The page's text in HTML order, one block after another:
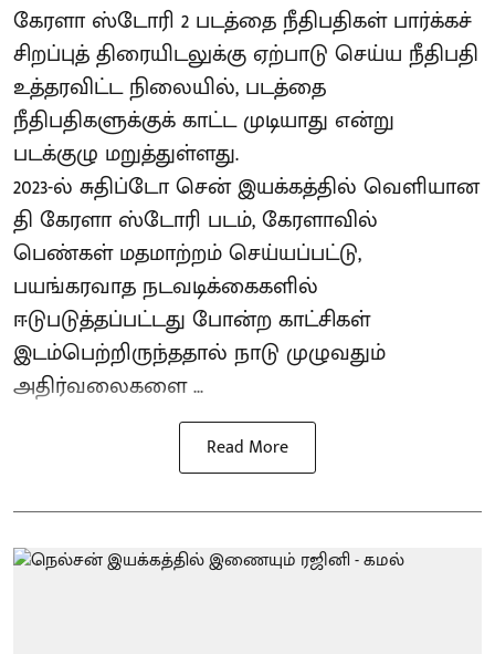
கேரளா ஸ்டோரி 2 படத்தை நீதிபதிகள் பார்க்கச்
சிறப்புத் திரையிடலுக்கு ஏற்பாடு செய்ய நீதிபதி
உத்தரவிட்ட நிலையில், படத்தை
நீதிபதிகளுக்குக் காட்ட முடியாது என்று
படக்குழு மறுத்துள்ளது.
2023-ல் சுதிப்டோ சென் இயக்​கத்​தில் வெளியான
தி கேரளா ஸ்டோரி படம், கேரளாவில்
பெண்கள் மதமாற்றம் செய்யப்பட்டு,
பயங்கரவாத நடவடிக்கைகளில்
ஈடுபடுத்தப்பட்டது போன்ற காட்சிகள்
இடம்பெற்றிருந்ததால் நாடு முழுவதும்
அதிர்வலைகளை ...
Read More